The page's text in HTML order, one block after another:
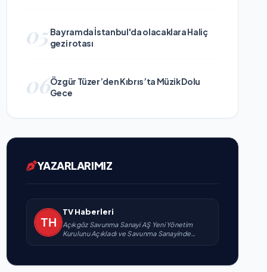
05 Bayramda İstanbul'da olacaklara Haliç
gezi rotası
06Özgür Tüzer’den Kıbrıs’ta Müzik Dolu
Gece
YAZARLARIMIZ
TV Haberleri
Açıkgöz Savunma Sanayi AŞ Yeni Yönetim
Kurulunu Açıkladı ve Savunma Sanayinde